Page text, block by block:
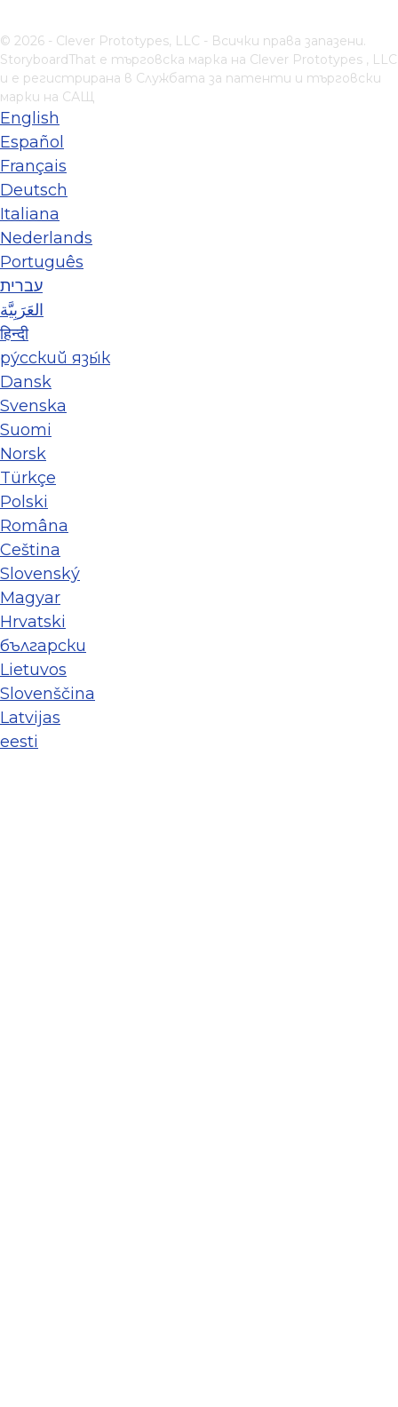
© 2026 - Clever Prototypes, LLC - Всички права запазени.
StoryboardThat е търговска марка на Clever Prototypes , LLC
и е регистрирана в Службата за патенти и търговски
марки на САЩ
English
Español
Français
Deutsch
Italiana
Nederlands
Português
עברית
العَرَبِيَّة
हिन्दी
ру́сский язы́к
Dansk
Svenska
Suomi
Norsk
Türkçe
Polski
Româna
Ceština
Slovenský
Magyar
Hrvatski
български
Lietuvos
Slovenščina
Latvijas
eesti